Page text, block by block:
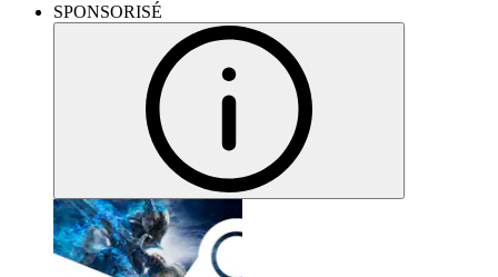
SPONSORISÉ